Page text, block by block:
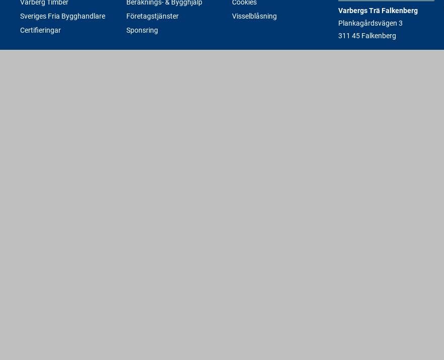
Varberg Timber
Sveriges Fria Bygghandlare
Certifieringar
Beräknings- & Bygghjälp
Företagstjänster
Sponsring
Cookies
Visselblåsning
Varbergs Trä Falkenberg
Plankagårdsvägen 3
311 45 Falkenberg